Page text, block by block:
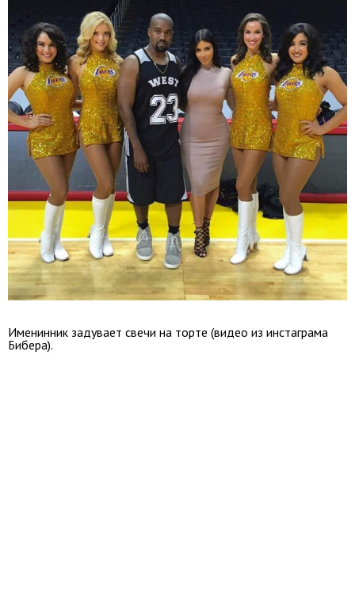
Именинник задувает свечи на торте (видео из инстаграма
Бибера).